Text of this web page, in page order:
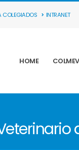
COLEGIADOS INTRANET
HOME